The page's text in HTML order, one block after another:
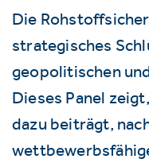
Die
strategisches
geopolitischen
Dieses Panel
dazu beiträgt,